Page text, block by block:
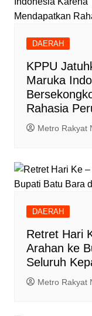
DAERAH
KPPU
Maruka
Rahasia
Metro Rakyat
DAERAH
Retret Hari
Arahan ke
Seluruh
Metro Rakyat